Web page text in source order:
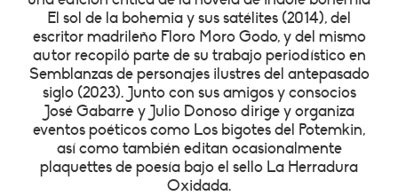
El sol de la bohemia y sus satélites (2014), del
escritor madrileño Floro Moro Godo, y del mismo
autor recopiló parte de su trabajo periodístico en
Semblanzas de personajes ilustres del antepasado
siglo (2023). Junto con sus amigos y consocios
José Gabarre y Julio Donoso dirige y organiza
eventos poéticos como Los bigotes del Potemkin,
así como también editan ocasionalmente
plaquettes de poesía bajo el sello La Herradura
Oxidada.